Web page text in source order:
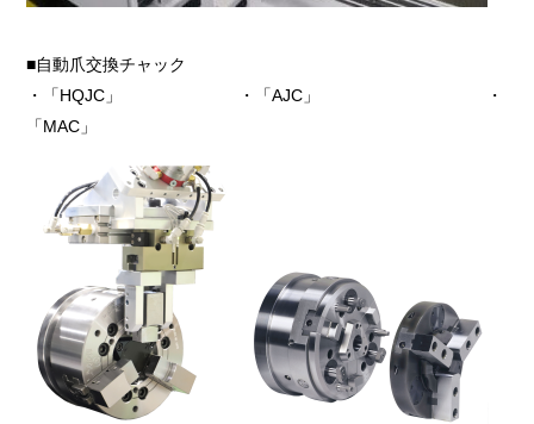
■自動爪交換チャック
・「HQJC」 ・「AJC」 ・
「MAC」